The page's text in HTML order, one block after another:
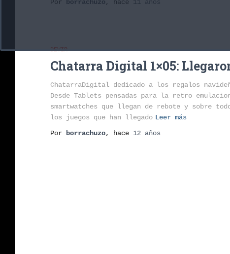
Por
borrachuzo , hace 11 años
DEVIR
Chatarra Digital 1×05:
ChatarraDigital dedicado a los regalos
Desde Tablets pensadas para la retro
smartwatches que llegan de rebote y sobre
los juegos que han llegado Leer más
Por
borrachuzo, hace 12 años